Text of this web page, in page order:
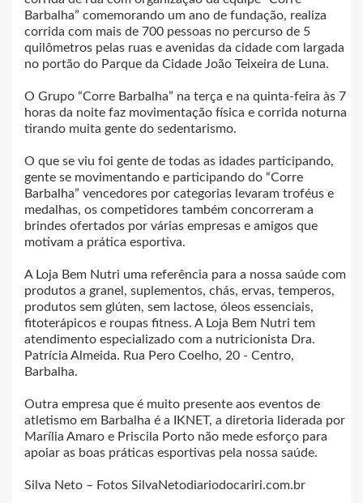
Barbalha” comemorando um ano de fundação, realiza
corrida com mais de 700 pessoas no percurso de 5
quilômetros pelas ruas e avenidas da cidade com largada
no portão do Parque da Cidade João Teixeira de Luna.
O Grupo “Corre Barbalha” na terça e na quinta-feira às 7
horas da noite faz movimentação física e corrida noturna
tirando muita gente do sedentarismo.
O que se viu foi gente de todas as idades participando,
gente se movimentando e participando do “Corre
Barbalha” vencedores por categorias levaram troféus e
medalhas, os competidores também concorreram a
brindes ofertados por várias empresas e amigos que
motivam a prática esportiva.
A Loja Bem Nutri uma referência para a nossa saúde com
produtos a granel, suplementos, chás, ervas, temperos,
produtos sem glúten, sem lactose, óleos essenciais,
fitoterápicos e roupas fitness. A Loja Bem Nutri tem
atendimento especializado com a nutricionista Dra.
Patrícia Almeida. Rua Pero Coelho, 20 - Centro,
Barbalha.
Outra empresa que é muito presente aos eventos de
atletismo em Barbalha é a IKNET, a diretoria liderada por
Marília Amaro e Priscila Porto não mede esforço para
apoiar as boas práticas esportivas pela nossa saúde.
Silva Neto – Fotos SilvaNetodiariodocariri.com.br